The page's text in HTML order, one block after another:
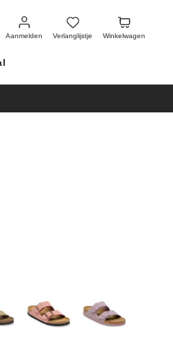
Aanmelden
Aanmelden
Verlanglijstje
Verlanglijstje
Winkelwagen
Winkelwagen